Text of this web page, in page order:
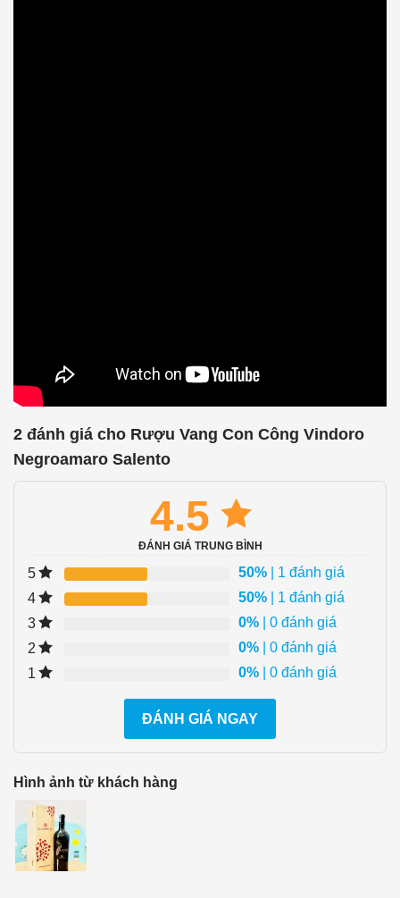
2 đánh giá cho Rượu Vang Con Công Vindoro
Negroamaro Salento
4.5
ĐÁNH GIÁ TRUNG BÌNH
5 50% | 1 đánh giá
4
50% | 1 đánh giá
3
0% | 0 đánh giá
2
0% | 0 đánh giá
1
0% | 0 đánh giá
ĐÁNH GIÁ NGAY
Hình ảnh từ khách hàng